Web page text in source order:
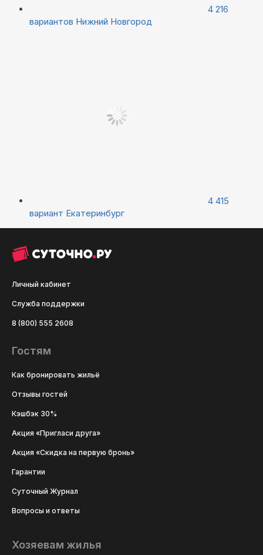
4 216
вариантов Нижний Новгород
4 415
вариант Екатеринбург
Личный кабинет
Служба поддержки
8 (800) 555 2608
Гостям
Как бронировать жильё
Отзывы гостей
Кэшбэк 30%
Акция «Пригласи друга»
Акция «Скидка на первую бронь»
Гарантии
Суточный Журнал
Вопросы и ответы
Хозяевам жилья